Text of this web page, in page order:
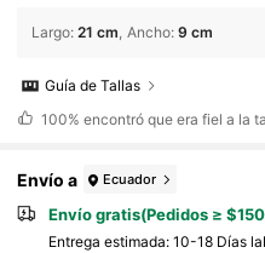
Largo: 21 cm Ancho: 9 cm
Guía de Tallas
100% encontró que era fiel a la
Envío a Ecuador
Envío gratis(Pedidos ≥
Entrega estimada: 10-18 Días